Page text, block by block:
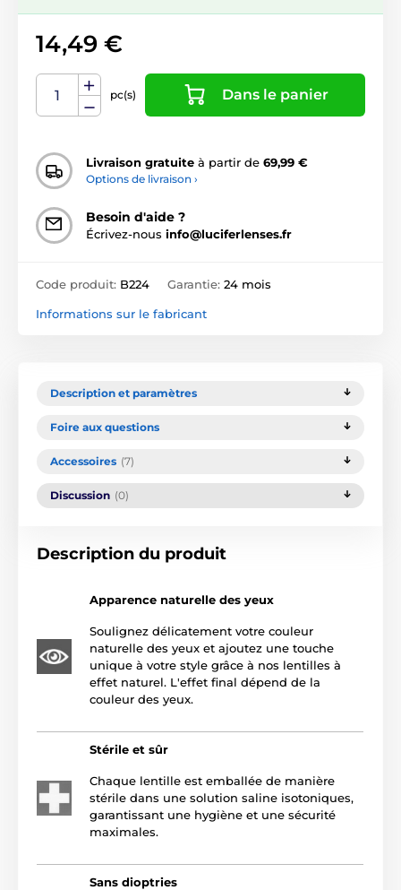
14,49 €
pc(s) Dans le panier
Livraison gratuite à partir de 69,99 €
Options de livraison ›
Besoin d'aide ?
Écrivez-nous info@luciferlenses.fr
Code produit: B224 Garantie: 24 mois
Informations sur le fabricant
Description et paramètres
Foire aux questions
Accessoires (7)
Discussion (0)
Description du produit
Apparence naturelle des yeux
Soulignez délicatement votre couleur
naturelle des yeux et ajoutez une touche
unique à votre style grâce à nos lentilles à
effet naturel. L'effet final dépend de la
couleur des yeux.
Stérile et sûr
Chaque lentille est emballée de manière
stérile dans une solution saline isotoniques,
garantissant une hygiène et une sécurité
maximales.
Sans dioptries